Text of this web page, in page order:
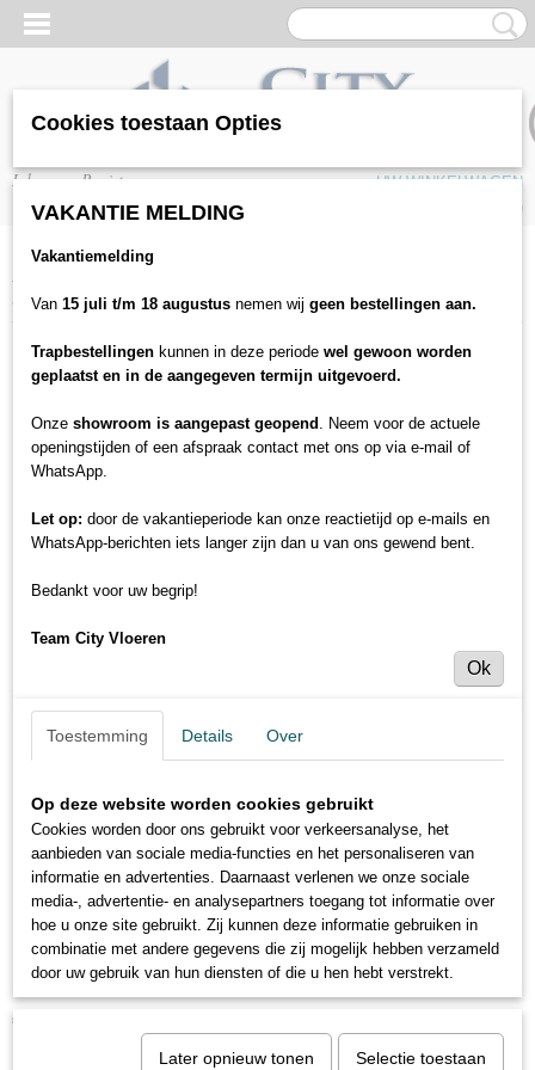
Inloggen Registreren
UW WINKELWAGEN
(0)
Home
uniclic >Mexform uitlooptrede uniclic Leisteen
Mexform uitlooptrede uniclic Leisteen
€ 74,95
Levertijd 3 tot 5 dagen
Cookies toestaan Opties
VAKANTIE MELDING
Vakantiemelding
Van 15 juli t/m 18 augustus nemen wij geen bestellingen aan.
Trapbestellingen kunnen in deze periode wel gewoon worden
geplaatst en in de aangegeven termijn uitgevoerd.
Onze showroom is aangepast geopend . Neem voor de actuele
openingstijden of een afspraak contact met ons op via e-mail of
WhatsApp.
Let op: door de vakantieperiode kan onze reactietijd op e-mails en
WhatsApp-berichten iets langer zijn dan u van ons gewend bent.
Bedankt voor uw begrip!
Team City Vloeren
Ok
Toestemming Details Over
Op deze website worden cookies gebruikt
Cookies worden door ons gebruikt voor verkeersanalyse, het
aanbieden van sociale media-functies en het personaliseren van
informatie en advertenties. Daarnaast verlenen we onze sociale
media-, advertentie- en analysepartners toegang tot informatie over
hoe u onze site gebruikt. Zij kunnen deze informatie gebruiken in
combinatie met andere gegevens die zij mogelijk hebben verzameld
door uw gebruik van hun diensten of die u hen hebt verstrekt.
Later opnieuw tonen Selectie toestaan